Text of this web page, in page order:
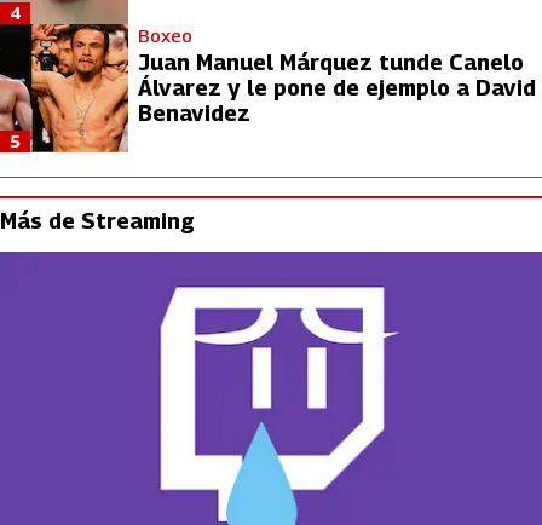
4
Boxeo
Juan Manuel Márquez tunde Canelo
Álvarez y le pone de ejemplo a David
Benavidez
5
Más de Streaming